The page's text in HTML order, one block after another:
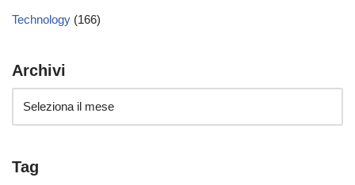
Technology (166)
Archivi
Tag